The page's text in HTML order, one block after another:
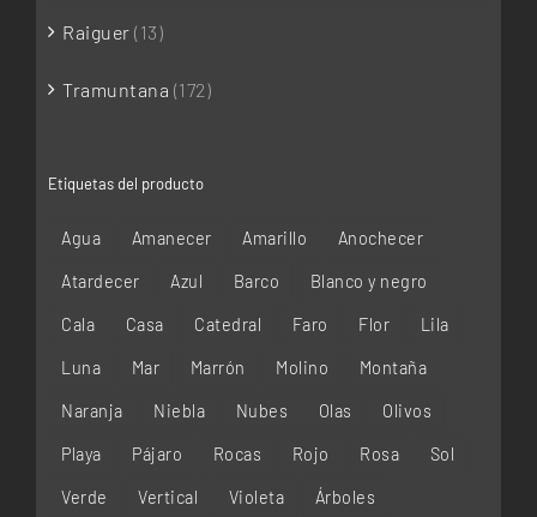
Raiguer (13)
Tramuntana (172)
Etiquetas del producto
Agua Amanecer Amarillo Anochecer
Atardecer Azul Barco Blanco y negro
Cala Casa Catedral Faro Flor Lila
Luna Mar Marrón Molino Montaña
Naranja Niebla Nubes Olas Olivos
Playa Pájaro Rocas Rojo Rosa Sol
Verde Vertical Violeta Árboles